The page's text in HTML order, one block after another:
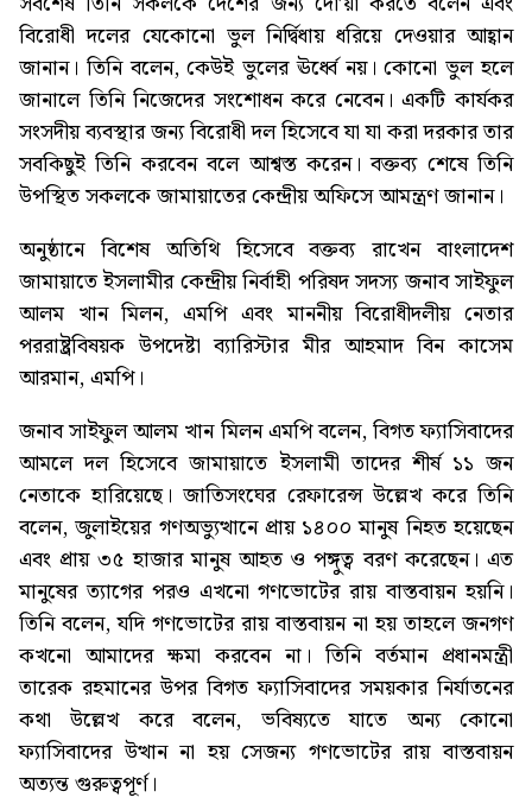
বিরোধী দলের যেকোনো ভুল নির্দ্বিধায় ধরিয়ে দেওয়ার আহ্বান
জানান। তিনি বলেন, কেউই ভুলের ঊর্ধ্বে নয়। কোনো ভুল হলে
জানালে তিনি নিজেদের সংশোধন করে নেবেন। একটি কার্যকর
সংসদীয় ব্যবস্থার জন্য বিরোধী দল হিসেবে যা যা করা দরকার তার
সবকিছুই তিনি করবেন বলে আশ্বস্ত করেন। বক্তব্য শেষে তিনি
উপস্থিত সকলকে জামায়াতের কেন্দ্রীয় অফিসে আমন্ত্রণ জানান।
অনুষ্ঠানে বিশেষ অতিথি হিসেবে বক্তব্য রাখেন বাংলাদেশ
জামায়াতে ইসলামীর কেন্দ্রীয় নির্বাহী পরিষদ সদস্য জনাব সাইফুল
আলম খান মিলন, এমপি এবং মাননীয় বিরোধীদলীয় নেতার
পররাষ্ট্রবিষয়ক উপদেষ্টা ব্যারিস্টার মীর আহমাদ বিন কাসেম
আরমান, এমপি।
জনাব সাইফুল আলম খান মিলন এমপি বলেন, বিগত ফ্যাসিবাদের
আমলে দল হিসেবে জামায়াতে ইসলামী তাদের শীর্ষ ১১ জন
নেতাকে হারিয়েছে। জাতিসংঘের রেফারেন্স উল্লেখ করে তিনি
বলেন, জুলাইয়ের গণঅভ্যুত্থানে প্রায় ১৪০০ মানুষ নিহত হয়েছেন
এবং প্রায় ৩৫ হাজার মানুষ আহত ও পঙ্গুত্ব বরণ করেছেন। এত
মানুষের ত্যাগের পরও এখনো গণভোটের রায় বাস্তবায়ন হয়নি।
তিনি বলেন, যদি গণভোটের রায় বাস্তবায়ন না হয় তাহলে জনগণ
কখনো আমাদের ক্ষমা করবেন না। তিনি বর্তমান প্রধানমন্ত্রী
তারেক রহমানের উপর বিগত ফ্যাসিবাদের সময়কার নির্যাতনের
কথা উল্লেখ করে বলেন, ভবিষ্যতে যাতে অন্য কোনো
ফ্যাসিবাদের উত্থান না হয় সেজন্য গণভোটের রায় বাস্তবায়ন
অত্যন্ত গুরুত্বপূর্ণ।